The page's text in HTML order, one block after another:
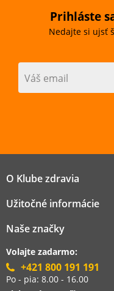
Prihláste
Nedajte si ujsť
Váš email
O Klube zdravia
Užitočné informácie
Naše značky
Volajte zadarmo:
+421 800 191 191
Po - pia: 8.00 - 16.00